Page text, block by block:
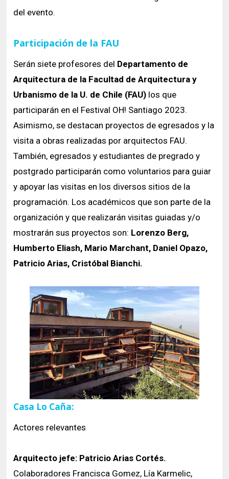
del evento.
Participación de la FAU
Serán siete profesores del Departamento de
Arquitectura de la Facultad de Arquitectura y
Urbanismo de la U. de Chile (FAU) los que
participarán en el Festival OH! Santiago 2023.
Asimismo, se destacan proyectos de egresados y la
visita a obras realizadas por arquitectos FAU.
También, egresados y estudiantes de pregrado y
postgrado participarán como voluntarios para guiar
y apoyar las visitas en los diversos sitios de la
programación. Los académicos que son parte de la
organización y que realizarán visitas guiadas y/o
mostrarán sus proyectos son: Lorenzo Berg,
Humberto Eliash, Mario Marchant, Daniel Opazo,
Patricio Arias, Cristóbal Bianchi.
Casa Lo Caña:
Actores relevantes
Arquitecto jefe: Patricio Arias Cortés.
Colaboradores Francisca Gomez, Lía Karmelic,